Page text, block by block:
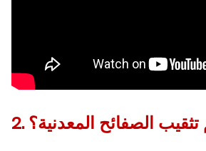
تثقيب الصفائح المعدنية؟